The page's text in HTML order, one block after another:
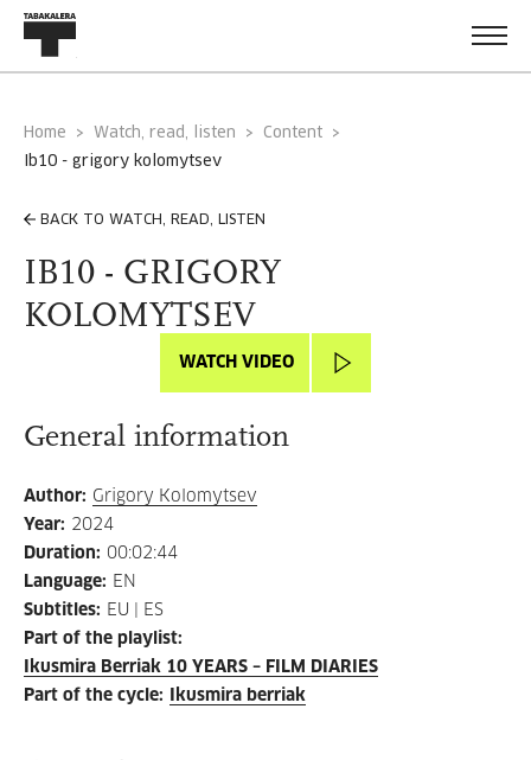
Home Watch, read, listen
Content
ib10 - grigory kolomytsev
BACK TO WATCH, READ, LISTEN
IB10 - GRIGORY
KOLOMYTSEV
WATCH VIDEO
General information
Author: Grigory Kolomytsev
Year: 2024
Duration: 00:02:44
Language: EN
Subtitles: EU | ES
Part of the playlist:
Ikusmira Berriak 10 YEARS – FILM DIARIES
Part of the cycle: Ikusmira berriak